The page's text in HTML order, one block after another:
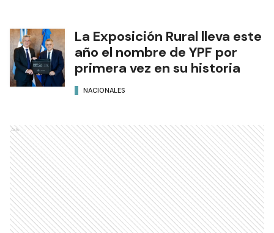
La Exposición Rural lleva este
año el nombre de YPF por
primera vez en su historia
NACIONALES
Ads